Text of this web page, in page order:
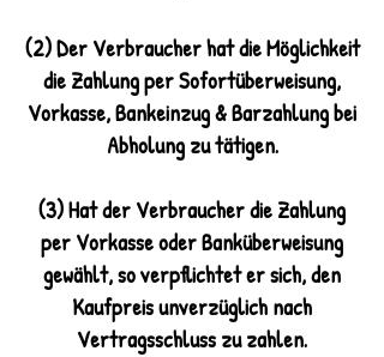
(2) Der Verbraucher hat die Möglichkeit
die Zahlung per Sofortüberweisung,
Vorkasse, Bankeinzug & Barzahlung bei
Abholung zu tätigen.
(3) Hat der Verbraucher die Zahlung
per Vorkasse oder Banküberweisung
gewählt, so verpflichtet er sich, den
Kaufpreis unverzüglich nach
Vertragsschluss zu zahlen.